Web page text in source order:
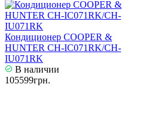
Кондиционер COOPER &
HUNTER CH-IC071RK/CH-
IU071RK
В наличии
105599грн.